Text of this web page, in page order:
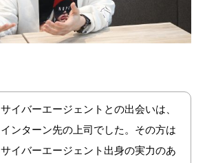
サイバーエージェントとの出会いは、
インターン先の上司でした。その方は
サイバーエージェント出身の実力のあ